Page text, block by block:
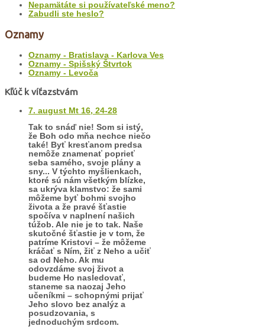
Nepamätáte si používateľské meno?
Zabudli ste heslo?
Oznamy
Oznamy - Bratislava - Karlova Ves
Oznamy - Spišský Štvrtok
Oznamy - Levoča
Kľúč k víťazstvám
7. august Mt 16, 24-28
Tak to snáď nie! Som si istý,
že Boh odo mňa nechce niečo
také! Byť kresťanom predsa
nemôže znamenať poprieť
seba samého, svoje plány a
sny... V týchto myšlienkach,
ktoré sú nám všetkým blízke,
sa ukrýva klamstvo: že sami
môžeme byť bohmi svojho
života a že pravé šťastie
spočíva v naplnení našich
túžob. Ale nie je to tak. Naše
skutočné šťastie je v tom, že
patríme Kristovi – že môžeme
kráčať s Ním, žiť z Neho a učiť
sa od Neho. Ak mu
odovzdáme svoj život a
budeme Ho nasledovať,
staneme sa naozaj Jeho
učeníkmi – schopnými prijať
Jeho slovo bez analýz a
posudzovania, s
jednoduchým srdcom.